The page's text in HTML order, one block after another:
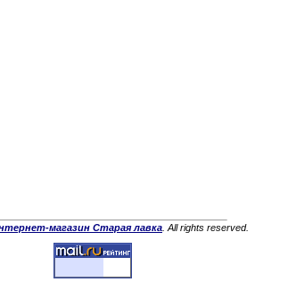
магазин Старая лавка . All rights reserved.